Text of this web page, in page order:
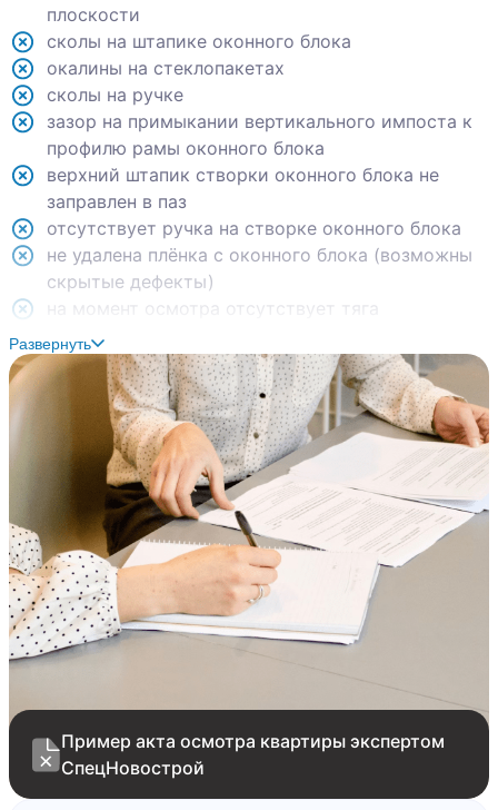
плоскости
сколы на штапике оконного блока
окалины на стеклопакетах
сколы на ручке
зазор на примыкании вертикального импоста к
профилю рамы оконного блока
верхний штапик створки оконного блока не
заправлен в паз
отсутствует ручка на створке оконного блока
не удалена плёнка с оконного блока (возможны
скрытые дефекты)
на момент осмотра отсутствует тяга
вентиляционного канала
отклонение оконного блока от вертикали на 8
сколы на ЛКП кожуха отопительного прибора
скол на горизонтальном импосте оконного блока
отсутствует замок двери
остатки строительного раствора на дверном
блоке
Развернуть
Пример акта осмотра квартиры экспертом
СпецНовострой